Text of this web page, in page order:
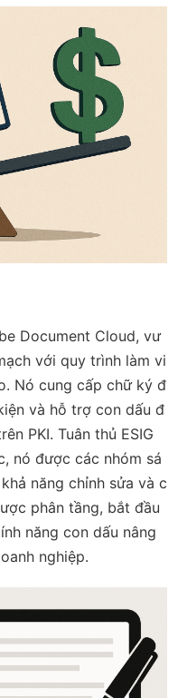
Document Cloud, vư
với quy trình làm vi
Nó cung cấp chữ ký đ
và hỗ trợ con dấu đ
PKI. Tuân thủ ESIG
nó được các nhóm sá
năng chỉnh sửa và c
phân tầng, bắt đầu
năng con dấu nâng
nghiệp.